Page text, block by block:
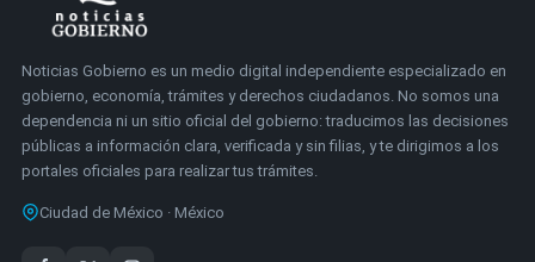
Noticias Gobierno es un medio digital independiente especializado en
gobierno, economía, trámites y derechos ciudadanos. No somos una
dependencia ni un sitio oficial del gobierno: traducimos las decisiones
públicas a información clara, verificada y sin filias, y te dirigimos a los
portales oficiales para realizar tus trámites.
Ciudad de México · México